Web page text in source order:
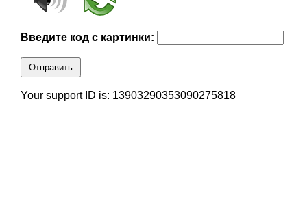
Введите код с картинки:
Отправить
Your support ID is: 13903290353090275818